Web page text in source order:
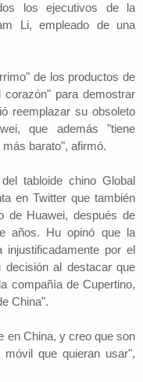
los ejecutivos de la
Li, empleado de una
de los productos de
para demostrar
reemplazar su obsoleto
que además "tiene
barato", afirmó.
tabloide chino Global
en Twitter que también
de Huawei, después de
años. Hu opinó que la
injustificadamente por el
al destacar que
compañía de Cupertino,
China".
en China, y creo que son
que quieran usar",